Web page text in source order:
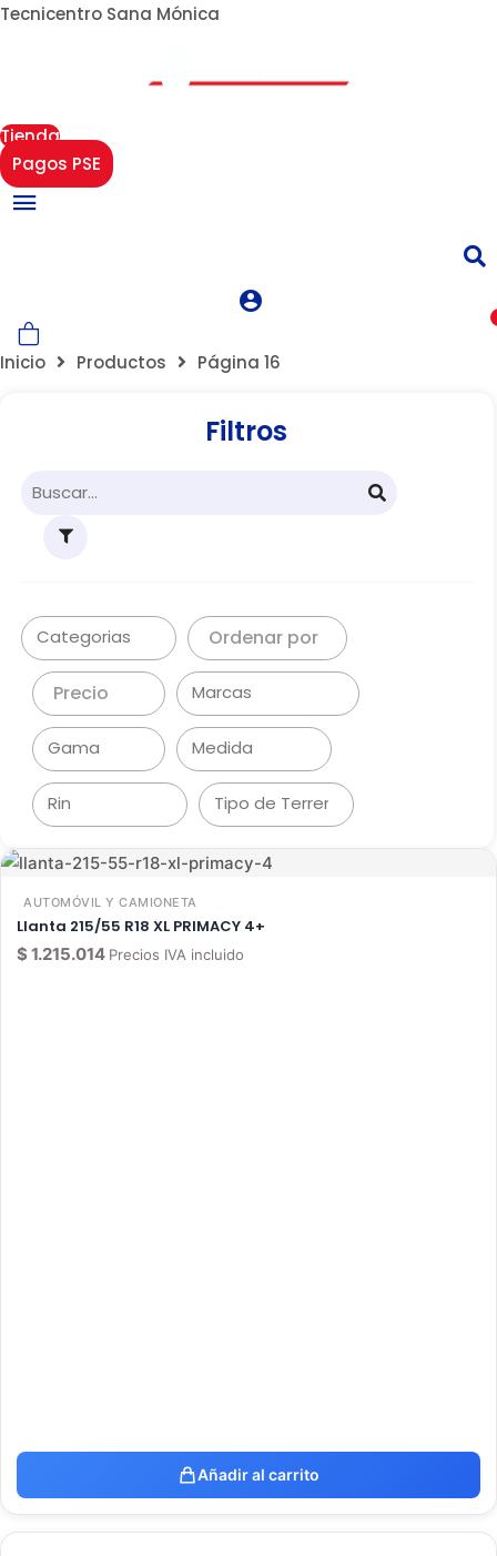
Tecnicentro Sana Mónica
Tienda
Pagos PSE
Menú
Inicio Productos Página 16
Filtros
Ordenar por
Precio
AUTOMÓVIL Y CAMIONETA
Llanta 215/55 R18 XL PRIMACY 4+
$ 1.215.014 Precios IVA incluido
Añadir al carrito